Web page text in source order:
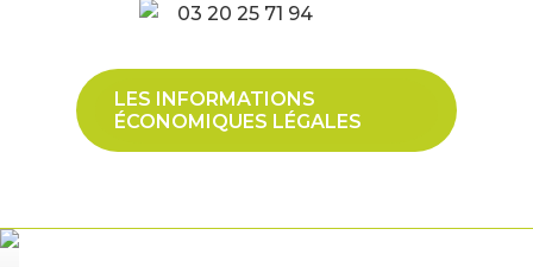
03 20 25 71 94
LES INFORMATIONS
ÉCONOMIQUES LÉGALES